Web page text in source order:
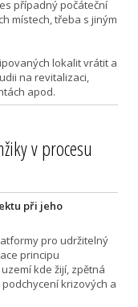
případný počáteční
místech, třeba s jiným
lokalit vrátit a
na revitalizaci,
apod.
v procesu
při jeho
pro udržitelný
principu
kde žijí, zpětná
krizových a